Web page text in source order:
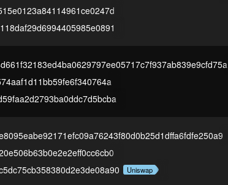
Uniswap